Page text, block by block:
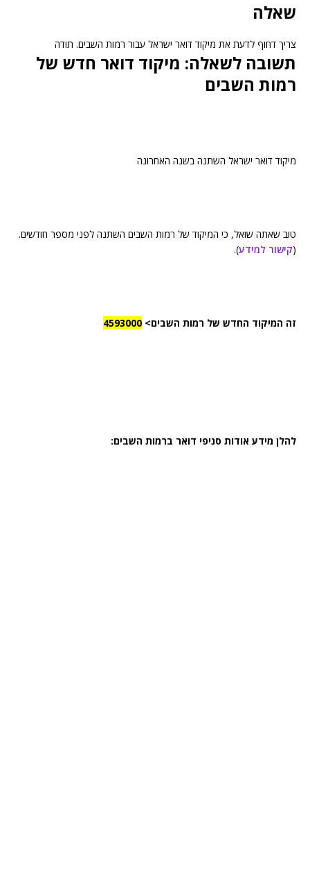
שאלה
צריך דחוף לדעת את מיקוד דואר ישראל עבור רמות השבים. תודה
תשובה לשאלה: מיקוד דואר חדש של
רמות השבים
מיקוד דואר ישראל השתנה בשנה האחרונה
טוב שאתה שואל, כי המיקוד של רמות השבים השתנה לפני מספר חודשים.
(קישור למידע).
זה המיקוד החדש של רמות השבים> 4593000
להלן מידע אודות סניפי דואר ברמות השבים: